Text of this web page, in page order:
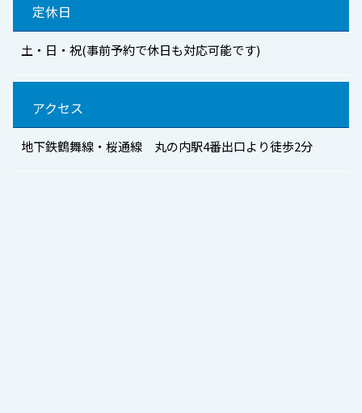
定休日
土・日・祝(事前予約で休日も対応可能です)
アクセス
地下鉄鶴舞線・桜通線 丸の内駅4番出口より徒歩2分